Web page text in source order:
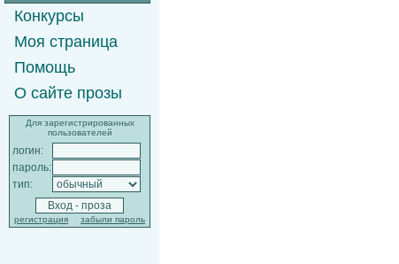
Конкурсы
Моя страница
Помощь
О сайте прозы
Для зарегистрированных
пользователей
логин:
пароль:
тип:
регистрация забыли пароль